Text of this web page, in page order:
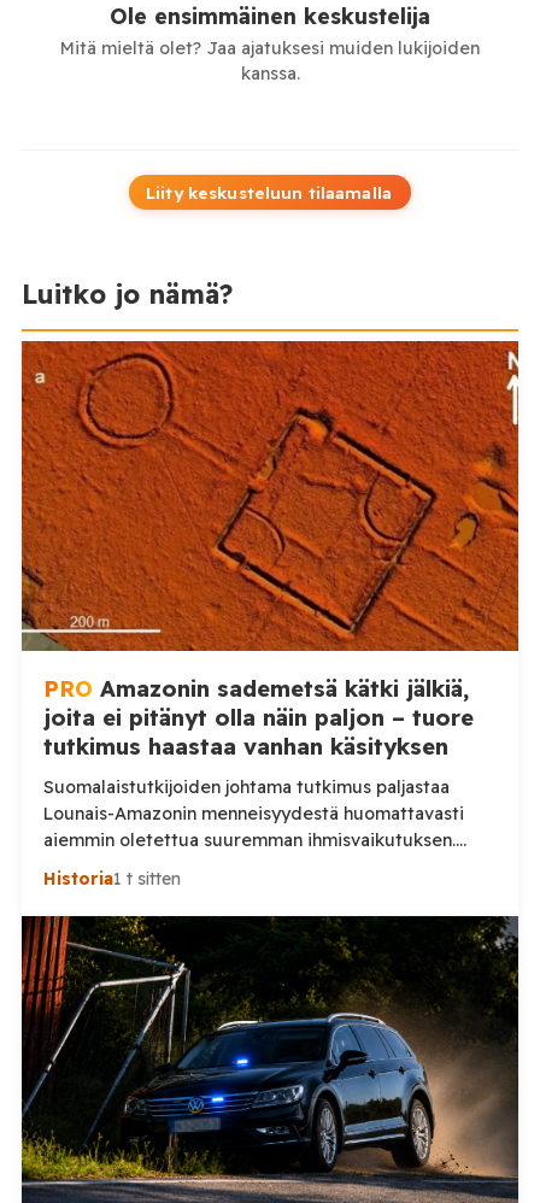
Ole ensimmäinen keskustelija
Mitä mieltä olet? Jaa ajatuksesi muiden lukijoiden
kanssa.
Liity keskusteluun tilaamalla
Luitko jo nämä?
PRO Amazonin sademetsä kätki jälkiä,
joita ei pitänyt olla näin paljon – tuore
tutkimus haastaa vanhan käsityksen
Suomalaistutkijoiden johtama tutkimus paljastaa
Lounais-Amazonin menneisyydestä huomattavasti
aiemmin oletettua suuremman ihmisvaikutuksen.
Sademetsän läpi näkevä laserkeilaus toi päivänvaloon
vasta nyt alkanut hahmottua. Amazonin sademetsä on
pitkään nähty ympäristönä, jossa ennen
eurooppalaisten saapumista eli suhteellisen harva
ihmisväestö hajallaan pienissä yhteisöissä. Uusi
Nature-tiedelehdessä julkaistu tutkimus antaa tästä
huomattavasti toisenlaisen kuvan. Helsingin ja […]
Historia1 t sitten